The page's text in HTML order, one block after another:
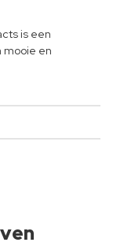
is een
mooie en